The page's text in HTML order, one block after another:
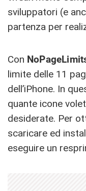
sviluppatori (e
partenza per
Con
limite delle 11
dell’iPhone. In
quante icone
desiderate. Per
scaricare ed
eseguire un